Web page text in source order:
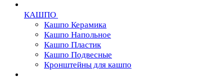
КАШПО
Кашпо Керамика
Кашпо Напольное
Кашпо Пластик
Кашпо Подвесные
Кронштейны для кашпо